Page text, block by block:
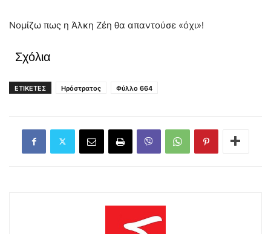
Νομίζω πως η Άλκη Ζέη θα απαντούσε «όχι»!
Σχόλια
ΕΤΙΚΕΤΕΣ Ηρόστρατος Φύλλο 664